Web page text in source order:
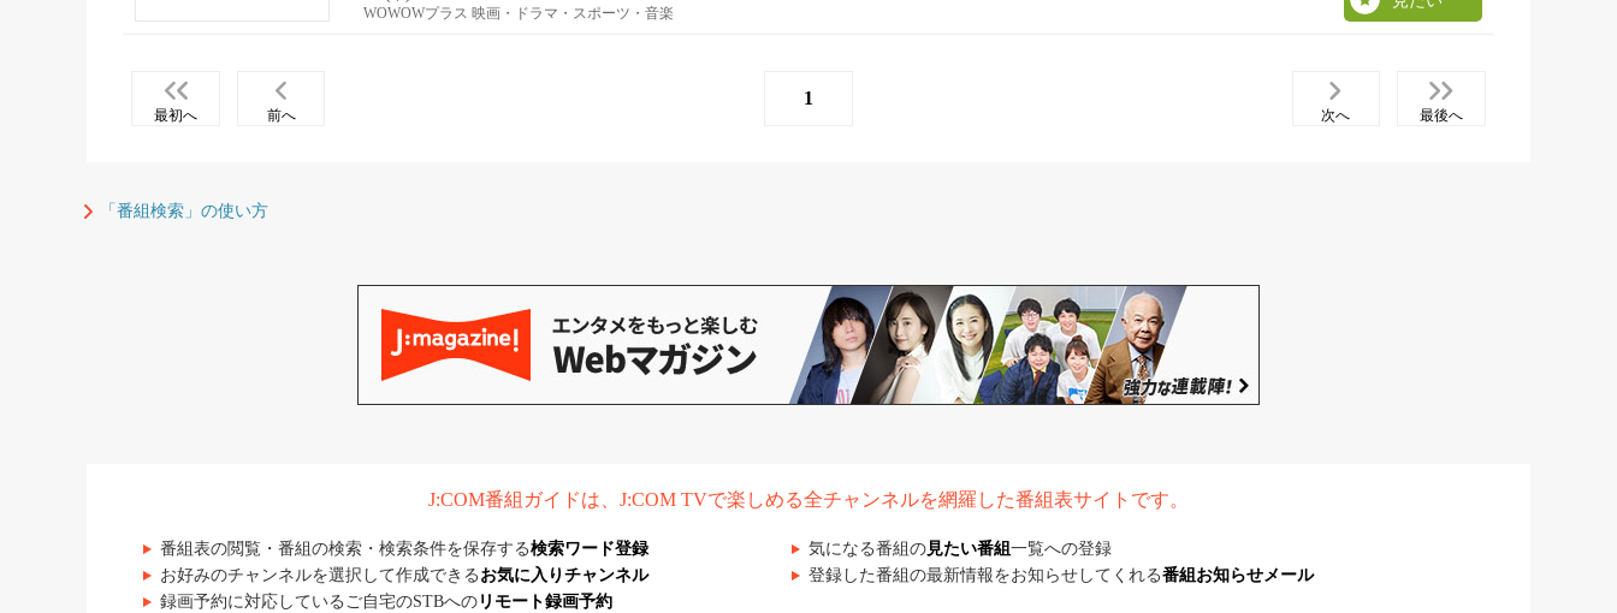
WOWOWプラス 映画・ドラマ・スポーツ・音楽
最初へ 前へ
1
次へ 最後へ
「番組検索」の使い方
J:COM番組ガイドは、J:COM TVで楽しめる全チャンネルを網羅した番組表サイトです。
番組表の閲覧・番組の検索・検索条件を保存する検索ワード登録 気になる番組の見たい番組 一覧への登録
お好みのチャンネルを選択して作成できる お気に入りチャンネル 登録した番組の最新情報をお知らせしてくれる番組お知らせメール
録画予約に対応しているご自宅のSTBへの リモート録画予約